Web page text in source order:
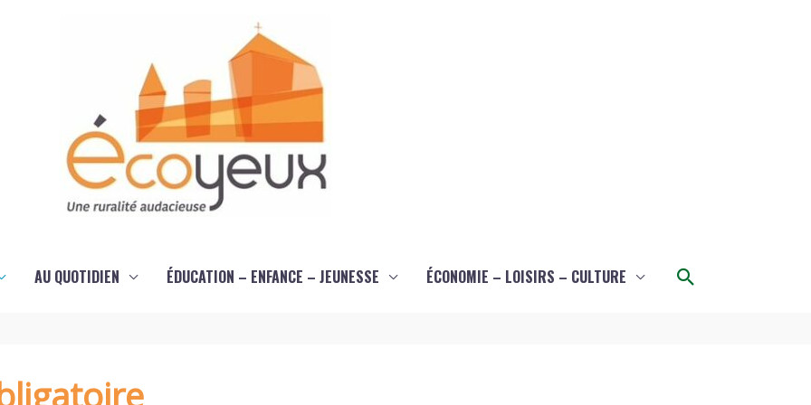
AU QUOTIDIEN ÉDUCATION – ENFANCE – JEUNESSE ÉCONOMIE – LOISIRS – CULTURE Rechercher